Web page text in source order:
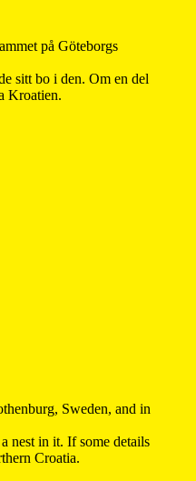
på Göteborgs
sitt bo i den. Om en del
Kroatien.
Sweden, and in
nest in it. If some details
Croatia.